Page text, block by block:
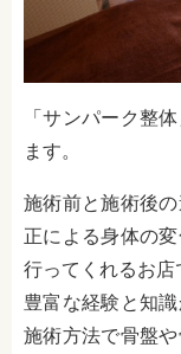
「サンパーク整
ます。
施術前と施術後
正による身体の
行ってくれるお店
豊富な経験と知
施術方法で骨盤